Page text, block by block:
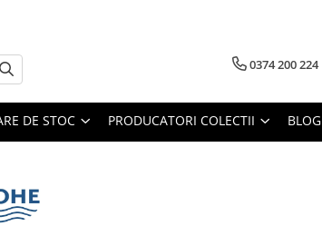
0374 200 224
DE STOC PRODUCATORI COLECTII BLOG